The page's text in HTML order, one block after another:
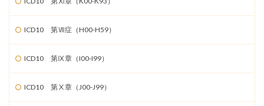
ICD10 第Ⅶ症（H00-H59）
ICD10 第Ⅸ章（I00-I99）
ICD10 第Ⅹ章（J00-J99）